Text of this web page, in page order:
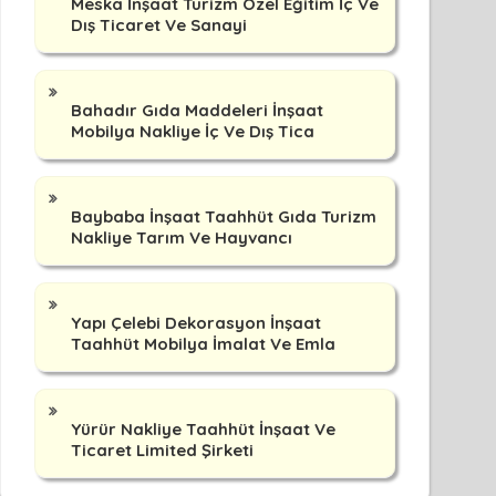
Dış Ticaret Ve Sanayi
Bahadır Gıda Maddeleri İnşaat
Mobilya Nakliye İç Ve Dış Tica
Baybaba İnşaat Taahhüt Gıda Turizm
Nakliye Tarım Ve Hayvancı
Yapı Çelebi Dekorasyon İnşaat
Taahhüt Mobilya İmalat Ve Emla
Yürür Nakliye Taahhüt İnşaat Ve
Ticaret Limited Şirketi